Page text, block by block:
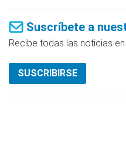
Suscríbete a
Recibe todas las noticias
SUSCRIBIRSE